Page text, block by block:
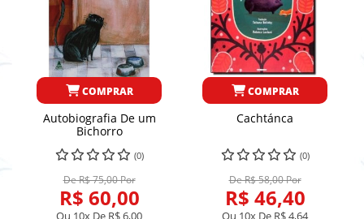
COMPRAR
Autobiografia De um
Bichorro
(0)
De R$ 75,00 Por
R$ 60,00
Ou 10x De R$ 6,00
COMPRAR
Cachtánca
(0)
De R$ 58,00 Por
R$ 46,40
Ou 10x De R$ 4,64